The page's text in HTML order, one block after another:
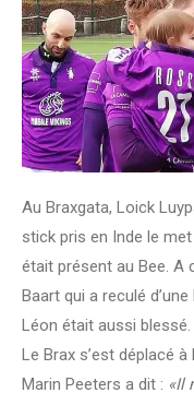
Au Braxgata, Loick
stick pris en Inde le
était présent au Bee. A
Baart qui a reculé
Léon était aussi blessé.
Le Brax s’est déplacé
Marin Peeters a dit : «Il